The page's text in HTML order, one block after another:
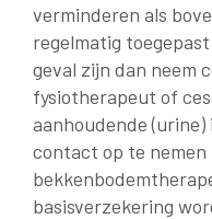
verminderen als
regelmatig
geval zijn dan neem
fysiotherapeut of
aanhoudende
contact op te
basisverzekering